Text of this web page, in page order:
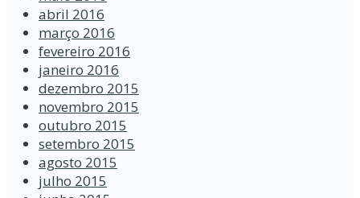
abril 2016
março 2016
fevereiro 2016
janeiro 2016
dezembro 2015
novembro 2015
outubro 2015
setembro 2015
agosto 2015
julho 2015